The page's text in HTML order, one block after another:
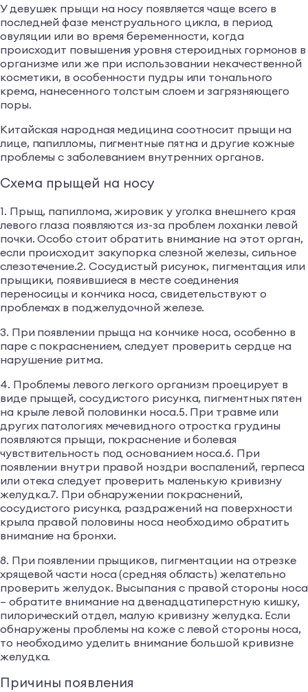
У девушек прыщи на носу появляется чаще всего в
последней фазе менструального цикла, в период
овуляции или во время беременности, когда
происходит повышения уровня стероидных гормонов в
организме или же при использовании некачественной
косметики, в особенности пудры или тонального
крема, нанесенного толстым слоем и загрязняющего
поры.
Китайская народная медицина соотносит прыщи на
лице, папилломы, пигментные пятна и другие кожные
проблемы с заболеванием внутренних органов.
Схема прыщей на носу
1. Прыщ, папиллома, жировик у уголка внешнего края
левого глаза появляются из-за проблем лоханки левой
почки. Особо стоит обратить внимание на этот орган,
если происходит закупорка слезной железы, сильное
слезотечение.2. Сосудистый рисунок, пигментация или
прыщики, появившиеся в месте соединения
переносицы и кончика носа, свидетельствуют о
проблемах в поджелудочной железе.
3. При появлении прыща на кончике носа, особенно в
паре с покраснением, следует проверить сердце на
нарушение ритма.
4. Проблемы левого легкого организм проецирует в
виде прыщей, сосудистого рисунка, пигментных пятен
на крыле левой половинки носа.5. При травме или
других патологиях мечевидного отростка грудины
появляются прыщи, покраснение и болевая
чувствительность под основанием носа.6. При
появлении внутри правой ноздри воспалений, герпеса
или отека следует проверить маленькую кривизну
желудка.7. При обнаружении покраснений,
сосудистого рисунка, раздражений на поверхности
крыла правой половины носа необходимо обратить
внимание на бронхи.
8. При появлении прыщиков, пигментации на отрезке
хрящевой части носа (средняя область) желательно
проверить желудок. Высыпания с правой стороны носа
– обратите внимание на двенадцатиперстную кишку,
пилорический отдел, малую кривизну желудка. Если
обнаружены проблемы на коже с левой стороны носа,
то необходимо уделить внимание большой кривизне
желудка.
Причины появления